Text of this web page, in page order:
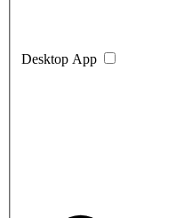
Desktop App